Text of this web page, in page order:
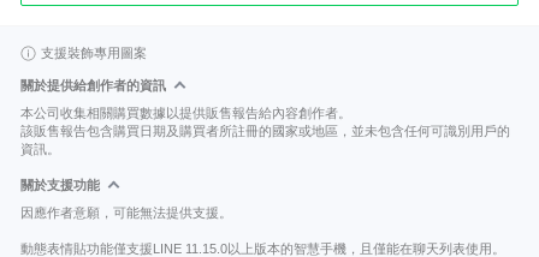
支援裝飾專用圖案
關於提供給創作者的資訊
本公司收集相關購買數據以提供販售報告給內容創作者。
該販售報告包含購買日期及購買者所註冊的國家或地區，並未包含任何可識別用戶的
資訊。
關於支援功能
因應作者意願，可能無法提供支援。
動態表情貼功能僅支援LINE 11.15.0以上版本的智慧手機，且僅能在聊天列表使用。